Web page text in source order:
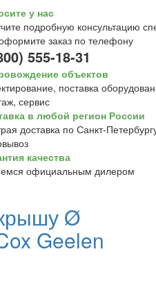
у нас
подробную консультацию
заказ по телефону
555-18-31
объектов
поставка
сервис
в любой регион России
доставка по Санкт-
качества
официальным дилером
Ø
Geelen